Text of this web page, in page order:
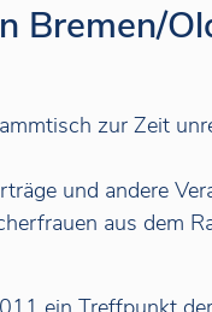
Bremen/
zur Zeit
und andere
aus dem